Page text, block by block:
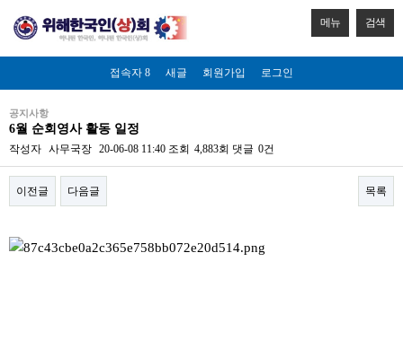
메뉴 검색
접속자 8 새글 회원가입 로그인
공지사항
6월 순회영사 활동 일정
작성자 사무국장 20-06-08 11:40 조회 4,883회 댓글 0건
이전글 다음글 목록
본문